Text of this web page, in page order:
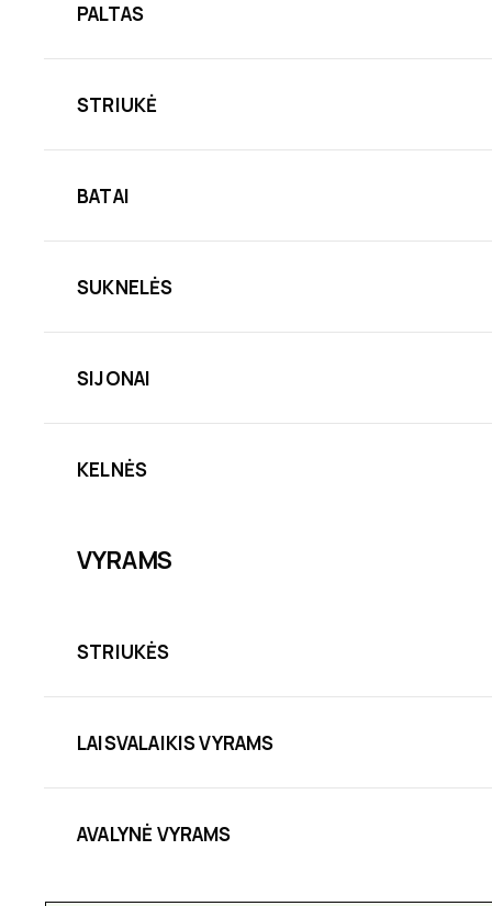
PALTAS
STRIUKĖ
BATAI
SUKNELĖS
SIJONAI
KELNĖS
VYRAMS
STRIUKĖS
LAISVALAIKIS VYRAMS
AVALYNĖ VYRAMS